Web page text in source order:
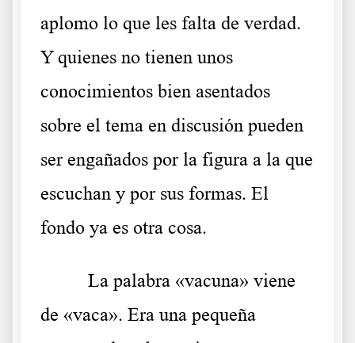
aplomo lo que les falta de verdad.
Y quienes no tienen unos
conocimientos bien asentados
sobre el tema en discusión pueden
ser engañados por la figura a la que
escuchan y por sus formas. El
fondo ya es otra cosa.
La palabra «vacuna» viene
de «vaca». Era una pequeña